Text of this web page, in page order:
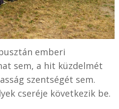
emberi
sem, a hit küzdelmét
szentségét sem.
cseréje következik be.